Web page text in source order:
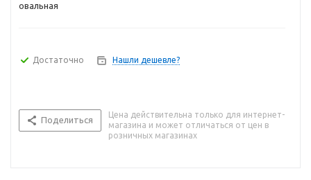
овальная
Достаточно Нашли дешевле?
Поделиться
Цена действительна только для интернет-
магазина и может отличаться от цен в
розничных магазинах